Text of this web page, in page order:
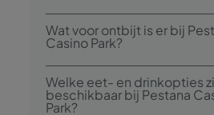
Inchecken bij Pestana
15.00 uur en uitchecken is
Wat voor ontbijt is er bij
Casino Park?
Tot de ontbijtopties
Welke eet- en drinkopties
beschikbaar bij Pestana
Park?